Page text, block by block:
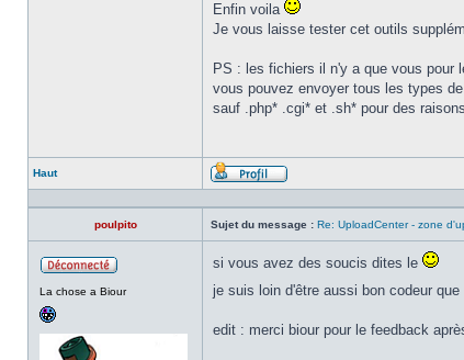
Enfin voila
Je vous laisse tester cet outils
PS : les fichiers il n'y a que vous pour
vous pouvez envoyer tous les types
sauf .php* .cgi* et .sh* pour des
Haut
Profil
poulpito Sujet du message : Re: UploadCenter - zone
ligne
La chose a Biour
si vous avez des soucis dites le
je suis loin d'être aussi bon codeur que
edit : merci biour pour le feedback